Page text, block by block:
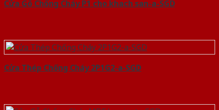
Cửa Gỗ Chống Cháy P1 cho khach san-a-SGD
Cửa Thép Chống Cháy 2P1G2-a-SGD